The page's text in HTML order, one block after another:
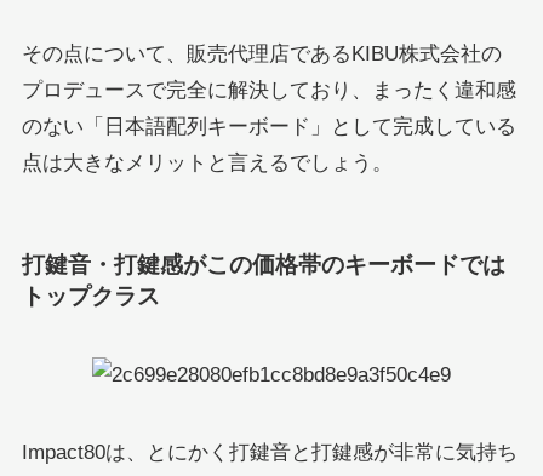
その点について、販売代理店であるKIBU株式会社の
プロデュースで完全に解決しており、まったく違和感
のない「日本語配列キーボード」として完成している
点は大きなメリットと言えるでしょう。
打鍵音・打鍵感がこの価格帯のキーボードでは
トップクラス
Impact80は、とにかく打鍵音と打鍵感が非常に気持ち